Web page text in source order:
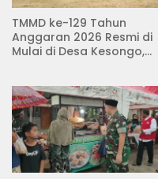
TMMD ke-129 Tahun
Anggaran 2026 Resmi di
Mulai di Desa Kesongo,